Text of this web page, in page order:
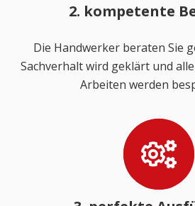
2. kompetente
Die Handwerker beraten Sie
Sachverhalt wird geklärt und
Arbeiten werden